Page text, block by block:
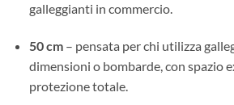
galleggianti in commercio.
50 cm– pensata per chi utilizza
dimensioni o bombarde, con spazio
protezione totale.